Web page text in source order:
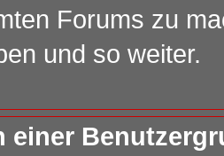
Forums zu
und so weiter.
einer